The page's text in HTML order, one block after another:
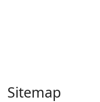
Sitemap